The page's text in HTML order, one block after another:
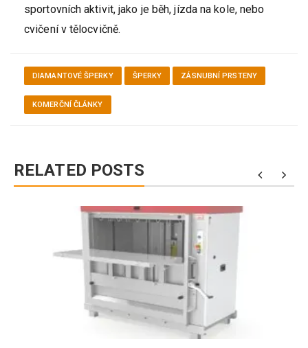
sportovních aktivit, jako je běh, jízda na kole, nebo
cvičení v tělocvičně.
DIAMANTOVÉ ŠPERKY ŠPERKY ZÁSNUBNÍ PRSTENY
KOMERČNÍ ČLÁNKY
RELATED POSTS